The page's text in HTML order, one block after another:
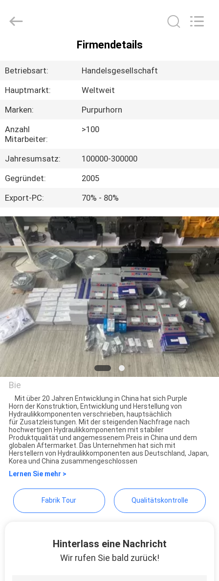
PRODUKTE
ÜBER
UNS
FABRIK-
AUSFLUG
TRETEN
SIE
MIT
UNS
IN
VERBINDUNG
BLOG
FORDERN
SIE
EIN
ZITAT
NEWS
SITEMAP
Commerce
Firmendetails
Betriebsart:
Handelsgesellschaft
Hauptmarkt:
Weltweit
Marken:
Purpurhorn
Anzahl
Mitarbeiter:
>100
Jahresumsatz:
100000-300000
Gegründet:
2005
Export-PC:
70% - 80%
Hefei Purple Horn E-
Commerce Co., Ltd.
Bie
Mit über 20 Jahren Entwicklung in China hat sich Purple
Horn der Konstruktion, Entwicklung und Herstellung von
Hydraulikkomponenten verschrieben, hauptsächlich
für Zusatzleistungen. Mit der steigenden Nachfrage nach
hochwertigen Hydraulikkomponenten mit stabiler
Produktqualität und angemessenem Preis in China und dem
globalen Aftermarket. Das Unternehmen hat sich mit
Herstellern von Hydraulikkomponenten aus Deutschland, Japan,
Korea und China zusammengeschlossen
Lernen Sie mehr >
Fabrik Tour Qualitätskontrolle
Hinterlass eine Nachricht
Wir rufen Sie bald zurück!